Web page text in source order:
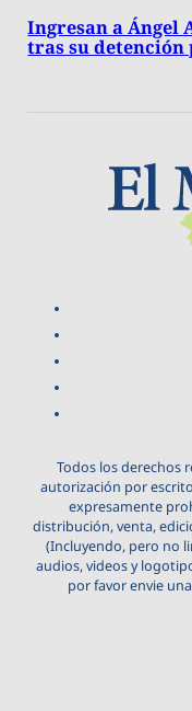
Ingresan a Ángel
tras su detención
Todos los derechos
autorización por
expresamente
distribución, venta,
(Incluyendo, pero no
audios, videos y
por favor envie